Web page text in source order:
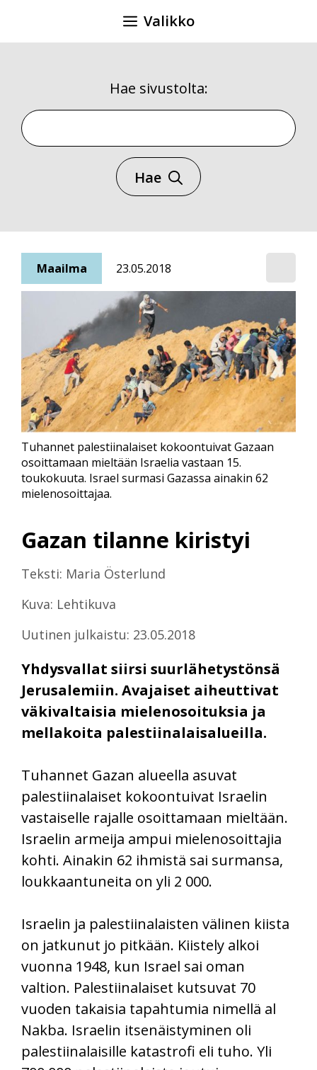
Valikko
Hae sivustolta:
Hae sivustolta
Hae
Maailma 23.05.2018
Gazan tilanne kiristyi
Teksti: Maria Österlund
Kuva: Lehtikuva
Uutinen julkaistu: 23.05.2018
Yhdysvallat siirsi suurlähetystönsä
Jerusalemiin. Avajaiset aiheuttivat
väkivaltaisia mielenosoituksia ja
mellakoita palestiinalaisalueilla.
Tuhannet palestiinalaiset kokoontuivat Gazaan
osoittamaan mieltään Israelia vastaan 15.
toukokuuta. Israel surmasi Gazassa ainakin 62
mielenosoittajaa.
Tuhannet Gazan alueella asuvat
palestiinalaiset kokoontuivat Israelin
vastaiselle rajalle osoittamaan mieltään.
Israelin armeija ampui mielenosoittajia
kohti. Ainakin 62 ihmistä sai surmansa,
loukkaantuneita on yli 2 000.
Israelin ja palestiinalaisten välinen kiista
on jatkunut jo pitkään. Kiistely alkoi
vuonna 1948, kun Israel sai oman
valtion. Palestiinalaiset kutsuvat 70
vuoden takaisia tapahtumia nimellä al
Nakba. Israelin itsenäistyminen oli
palestiinalaisille katastrofi eli tuho. Yli